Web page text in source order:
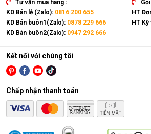
Tư vấn mua hàng :
KD Bán lẻ (Zalo): 0816 200 655
KD Bán buôn1(Zalo): 0878 229 666
KD Bán buôn2(Zalo): 0947 292 666
HT
HT Kỹ
Kết nối với chúng tôi
Chấp nhận thanh toán